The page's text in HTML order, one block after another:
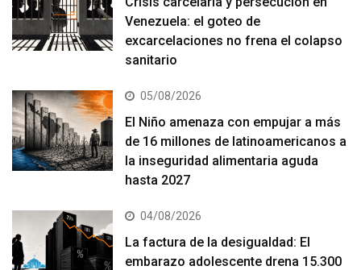
Venezuela: el goteo de
excarcelaciones no frena el colapso
sanitario
05/08/2026
El Niño amenaza con empujar a más
de 16 millones de latinoamericanos a
la inseguridad alimentaria aguda
hasta 2027
04/08/2026
La factura de la desigualdad: El
embarazo adolescente drena 15.300